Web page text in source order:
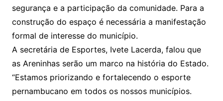
segurança e a participação da comunidade. Para a
construção do espaço é necessária a manifestação
formal de interesse do município.
A secretária de Esportes, Ivete Lacerda, falou que
as Areninhas serão um marco na história do Estado.
“Estamos priorizando e fortalecendo o esporte
pernambucano em todos os nossos municípios.